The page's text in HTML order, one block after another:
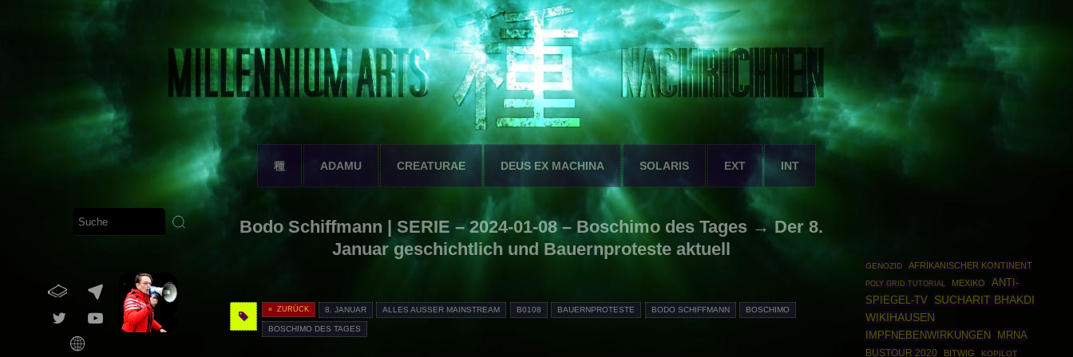
種 ADAMU CREATURAE DEUS EX MACHINA SOLARIS EXT INT
Bodo Schiffmann | SERIE – 2024-01-08 – Boschimo des Tages → Der 8.
Januar geschichtlich und Bauernproteste aktuell
« ZURÜCK 8. JANUAR ALLES AUSSER MAINSTREAM B0108 BAUERNPROTESTE BODO SCHIFFMANN BOSCHIMO
BOSCHIMO DES TAGES
GENOZID AFRIKANISCHER KONTINENT
POLY GRID TUTORIAL MEXIKO
ANTI-
SPIEGEL-TV
SUCHARIT BHAKDI
WIKIHAUSEN
IMPFNEBENWIRKUNGEN MRNA
BUSTOUR 2020 BITWIG KOPILOT